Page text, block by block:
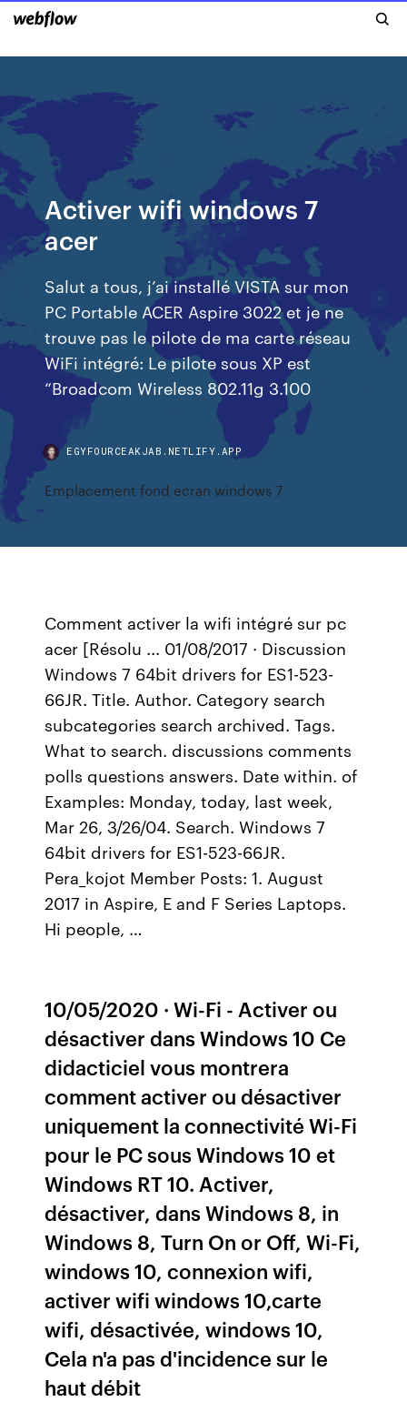
Activer wifi windows 7
acer
Salut a tous, j’ai installé VISTA sur mon
PC Portable ACER Aspire 3022 et je ne
trouve pas le pilote de ma carte réseau
WiFi intégré: Le pilote sous XP est
“Broadcom Wireless 802.11g 3.100
EGYFOURCEAKJAB.NETLIFY.APP
Emplacement fond ecran windows 7
Comment activer la wifi intégré sur pc
acer [Résolu ... 01/08/2017 · Discussion
Windows 7 64bit drivers for ES1-523-
66JR. Title. Author. Category search
subcategories search archived. Tags.
What to search. discussions comments
polls questions answers. Date within. of
Examples: Monday, today, last week,
Mar 26, 3/26/04. Search. Windows 7
64bit drivers for ES1-523-66JR.
Pera_kojot Member Posts: 1. August
2017 in Aspire, E and F Series Laptops.
Hi people, …
10/05/2020 · Wi-Fi - Activer ou
désactiver dans Windows 10 Ce
didacticiel vous montrera
comment activer ou désactiver
uniquement la connectivité Wi-Fi
pour le PC sous Windows 10 et
Windows RT 10. Activer,
désactiver, dans Windows 8, in
Windows 8, Turn On or Off, Wi-Fi,
windows 10, connexion wifi,
activer wifi windows 10,carte
wifi, désactivée, windows 10,
Cela n'a pas d'incidence sur le
haut débit